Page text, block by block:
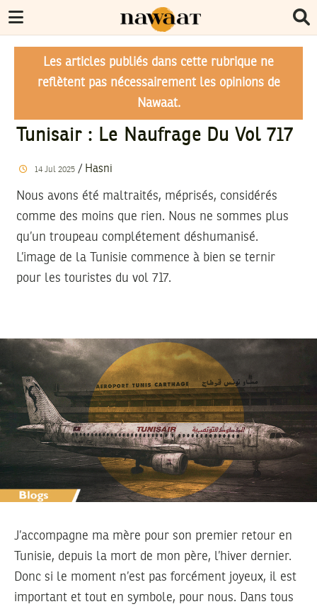
Les articles publiés dans cette rubrique ne
reflètent pas nécessairement les opinions de
Nawaat.
Tunisair : Le Naufrage Du Vol 717
14 Jul 2025/ Hasni
Nous avons été maltraités, méprisés, considérés
comme des moins que rien. Nous ne sommes plus
qu’un troupeau complétement déshumanisé.
L’image de la Tunisie commence à bien se ternir
pour les touristes du vol 717.
J’accompagne ma mère pour son premier retour en
Tunisie, depuis la mort de mon père, l’hiver dernier.
Donc si le moment n’est pas forcément joyeux, il est
important et tout en symbole, pour nous. Dans tous